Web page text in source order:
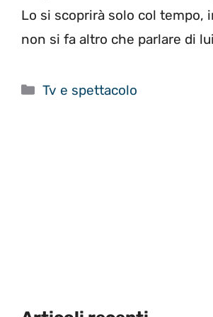
Lo si scoprirà solo col tempo,
non si fa altro che parlare di
Categorie
Tv e spettacolo